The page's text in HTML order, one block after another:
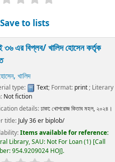
Save to lists
৩৬ এর বিপ্লব/খালিদ হোসেন কর্তৃক
খালিদ
type: Text; Format: print; Literary
Not fiction
details:ঢাকা:খোশরোজ কিতাব মহল,২০২৪।
title: July 36 er biplob/
Items available for reference:
Library, SAU: Not For Loan(1) Call
954.9209024 HOJ .